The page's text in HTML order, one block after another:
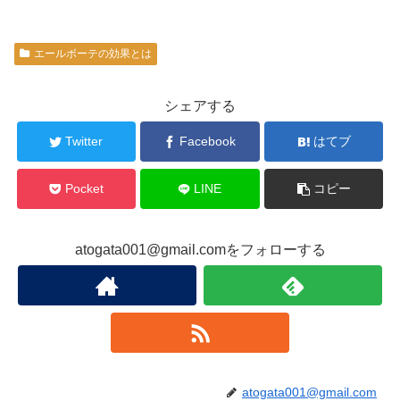
エールボーテの効果とは
シェアする
Twitter Facebook はてブ
Pocket LINE コピー
atogata001@gmail.comをフォローする
atogata001@gmail.com